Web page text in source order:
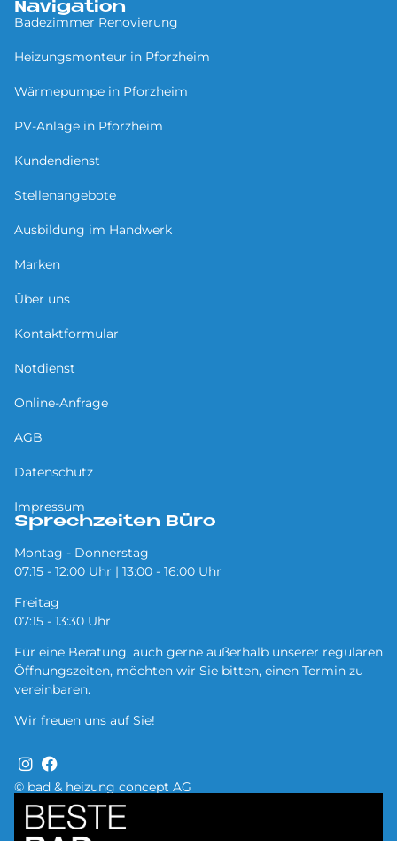
© bad & heizung concept AG
Navigation
Badezimmer Renovierung
Heizungsmonteur in Pforzheim
Wärmepumpe in Pforzheim
PV-Anlage in Pforzheim
Kundendienst
Stellenangebote
Ausbildung im Handwerk
Marken
Über uns
Kontaktformular
Notdienst
Online-Anfrage
AGB
Datenschutz
Impressum
Sprechzeiten Büro
Montag - Donnerstag
07:15 - 12:00 Uhr | 13:00 - 16:00 Uhr
Freitag
07:15 - 13:30 Uhr
Für eine Beratung, auch gerne außerhalb unserer regulären
Öffnungszeiten, möchten wir Sie bitten, einen Termin zu
vereinbaren.
Wir freuen uns auf Sie!